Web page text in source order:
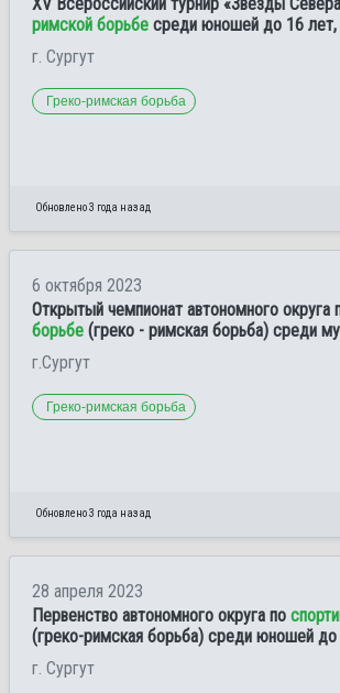
римской борьбе среди юношей до 16
г. Сургут
Греко-римская борьба
Обновлено 3 года назад
6 октября 2023
Открытый чемпионат автономного округа
борьбе (греко - римская борьба) среди
г.Сургут
Греко-римская борьба
Обновлено 3 года назад
28 апреля 2023
Первенство автономного округа по
(греко-римская борьба) среди юношей
г. Сургут